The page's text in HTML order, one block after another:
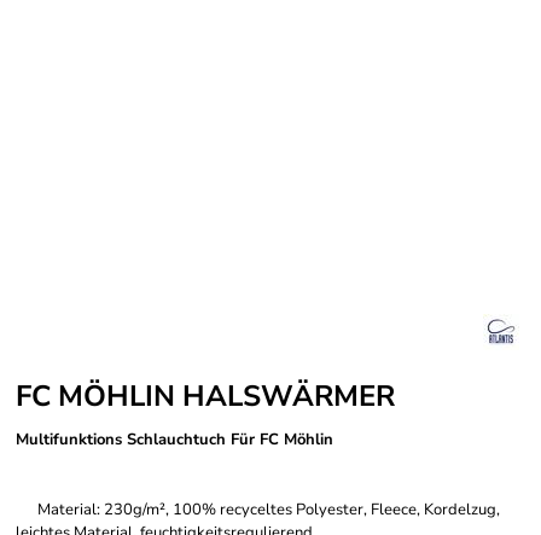
FC MÖHLIN HALSWÄRMER
Multifunktions Schlauchtuch Für FC Möhlin
Material: 230g/m², 100% recyceltes Polyester, Fleece, Kordelzug,